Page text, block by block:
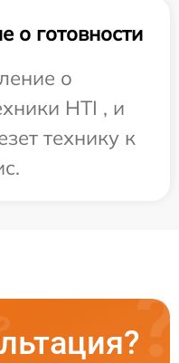
о готовности
о
HTI , и
технику к